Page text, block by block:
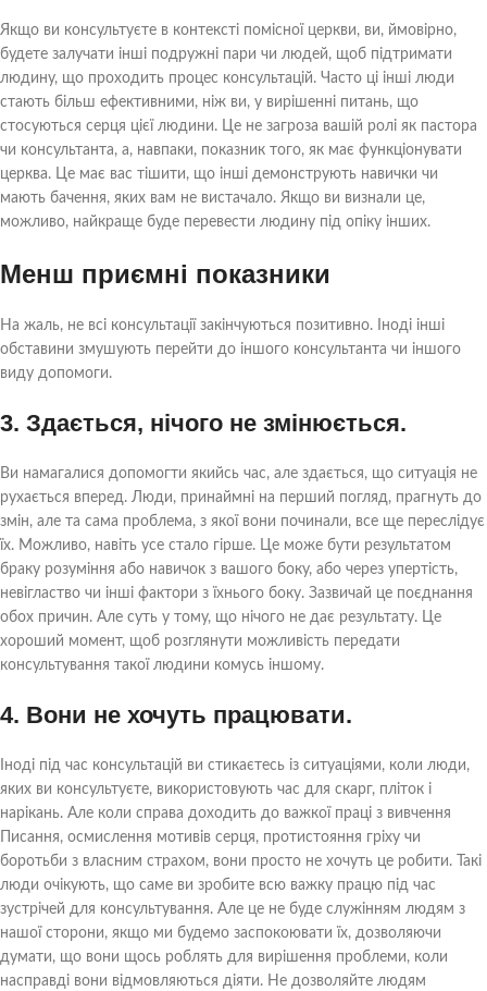
Якщо ви консультуєте в контексті помісної церкви, ви, ймовірно,
будете залучати інші подружні пари чи людей, щоб підтримати
людину, що проходить процес консультацій. Часто ці інші люди
стають більш ефективними, ніж ви, у вирішенні питань, що
стосуються серця цієї людини. Це не загроза вашій ролі як пастора
чи консультанта, а, навпаки, показник того, як має функціонувати
церква. Це має вас тішити, що інші демонструють навички чи
мають бачення, яких вам не вистачало. Якщо ви визнали це,
можливо, найкраще буде перевести людину під опіку інших.
Менш приємні показники
На жаль, не всі консультації закінчуються позитивно. Іноді інші
обставини змушують перейти до іншого консультанта чи іншого
виду допомоги.
3. Здається, нічого не змінюється.
Ви намагалися допомогти якийсь час, але здається, що ситуація не
рухається вперед. Люди, принаймні на перший погляд, прагнуть до
змін, але та сама проблема, з якої вони починали, все ще переслідує
їх. Можливо, навіть усе стало гірше. Це може бути результатом
браку розуміння або навичок з вашого боку, або через упертість,
невігластво чи інші фактори з їхнього боку. Зазвичай це поєднання
обох причин. Але суть у тому, що нічого не дає результату. Це
хороший момент, щоб розглянути можливість передати
консультування такої людини комусь іншому.
4. Вони не хочуть працювати.
Іноді під час консультацій ви стикаєтесь із ситуаціями, коли люди,
яких ви консультуєте, використовують час для скарг, пліток і
нарікань. Але коли справа доходить до важкої праці з вивчення
Писання, осмислення мотивів серця, протистояння гріху чи
боротьби з власним страхом, вони просто не хочуть це робити. Такі
люди очікують, що саме ви зробите всю важку працю під час
зустрічей для консультування. Але це не буде служінням людям з
нашої сторони, якщо ми будемо заспокоювати їх, дозволяючи
думати, що вони щось роблять для вирішення проблеми, коли
насправді вони відмовляються діяти. Не дозволяйте людям